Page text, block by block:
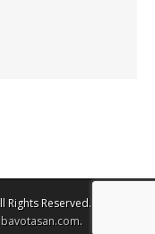
Rights Reserved.
bavotasan.com.